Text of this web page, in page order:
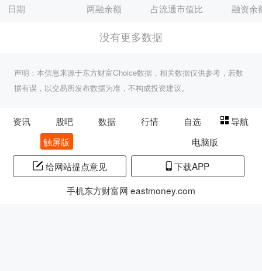
日期 两融余额 占流通市值比 融资余
没有更多数据
声明：本信息来源于东方财富Choice数据，相关数据仅供参考，若数
据有误，以交易所发布数据为准，不构成投资建议。
资讯 股吧 数据 行情 自选
导航
触屏版
电脑版
给网站提点意见
下载APP
手机东方财富网 eastmoney.com